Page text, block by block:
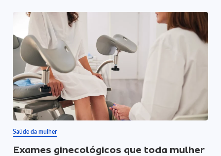
Saúde da mulher
Exames ginecológicos que toda mulher